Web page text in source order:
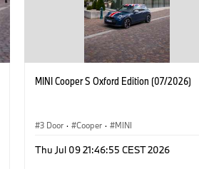
MINI Cooper S Oxford Edition (07/2026)
3 Door · Cooper · MINI
Thu Jul 09 21:46:55 CEST 2026